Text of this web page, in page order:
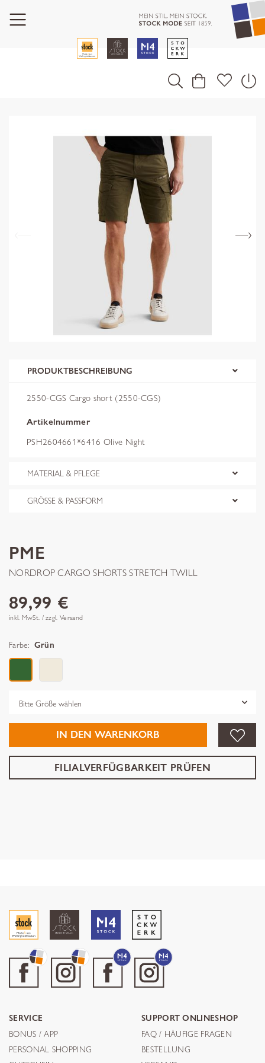
PRODUKTBESCHREIBUNG
2550-CGS Cargo short (2550-CGS)
Artikelnummer
PSH2604661*6416 Olive Night
MATERIAL & PFLEGE
GRÖSSE & PASSFORM
PME
NORDROP CARGO SHORTS STRETCH TWILL
89,99 €
inkl. MwSt. / zzgl. Versand
Farbe: Grün
IN DEN WARENKORB
FILIALVERFÜGBARKEIT PRÜFEN
SERVICE
BONUS / APP
PERSONAL SHOPPING
SUPPORT ONLINESHOP
FAQ / HÄUFIGE FRAGEN
BESTELLUNG